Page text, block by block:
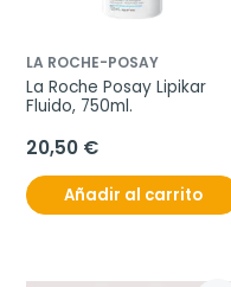
LA ROCHE-POSAY
La Roche Posay Lipikar
Fluido, 750ml.
20,50 €
Añadir al carrito